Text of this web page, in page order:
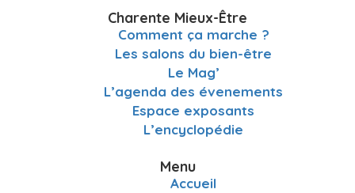
Charente Mieux-Être
Comment ça marche ?
Les salons du bien-être
Le Mag’
L’agenda des évenements
Espace exposants
L’encyclopédie
Menu
Accueil